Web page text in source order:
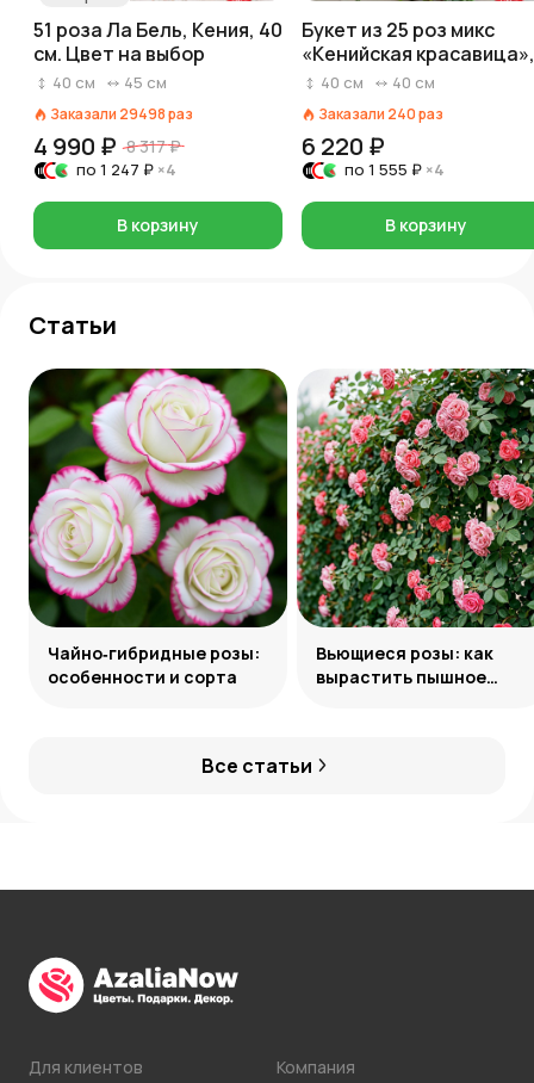
51 роза Ла Бель, Кения, 40
см. Цвет на выбор
40 см 45 см
Заказали 29498раз
4 990 ₽ 8 317 ₽
по 1 247 ₽ ×4
В корзину
Букет из 25 роз микс
«Кенийская красавица»,
40 см
40 см 40 см
Заказали 240раз
6 220 ₽
по 1 555 ₽ ×4
В корзину
Статьи
Все статьи
Чайно‑гибридные розы:
особенности и сорта
Вьющиеся розы: как
вырастить пышное
Для клиентов Компания